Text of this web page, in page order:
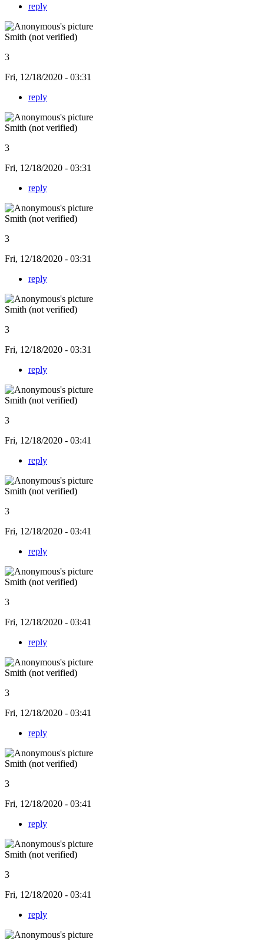
reply
Smith (not verified)
3
Fri, 12/18/2020 - 03:31
reply
Smith (not verified)
3
Fri, 12/18/2020 - 03:31
reply
Smith (not verified)
3
Fri, 12/18/2020 - 03:31
reply
Smith (not verified)
3
Fri, 12/18/2020 - 03:31
reply
Smith (not verified)
3
Fri, 12/18/2020 - 03:41
reply
Smith (not verified)
3
Fri, 12/18/2020 - 03:41
reply
Smith (not verified)
3
Fri, 12/18/2020 - 03:41
reply
Smith (not verified)
3
Fri, 12/18/2020 - 03:41
reply
Smith (not verified)
3
Fri, 12/18/2020 - 03:41
reply
Smith (not verified)
3
Fri, 12/18/2020 - 03:41
reply